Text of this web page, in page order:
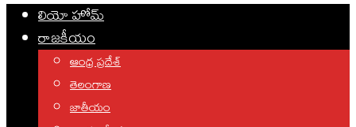
లియో హోమ్
రాజకీయం
ఆంధ్ర ప్రదేశ్
తెలంగాణ
జాతీయం